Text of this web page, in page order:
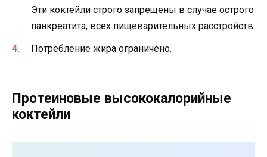
Эти коктейли строго запрещены в случае острого
панкреатита, всех пищеварительных расстройств.
Потребление жира ограничено.
Протеиновые высококалорийные
коктейли